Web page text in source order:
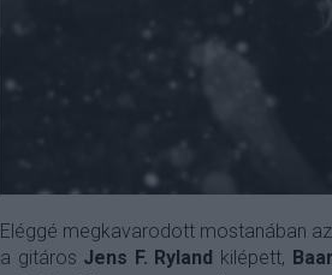
Eléggé megkavarodott mostanában
a gitáros Jens F. Ryland kilépett,